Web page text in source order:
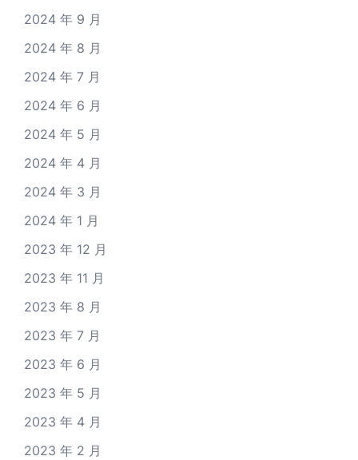
2024 年 9 月
2024 年 8 月
2024 年 7 月
2024 年 6 月
2024 年 5 月
2024 年 4 月
2024 年 3 月
2024 年 1 月
2023 年 12 月
2023 年 11 月
2023 年 8 月
2023 年 7 月
2023 年 6 月
2023 年 5 月
2023 年 4 月
2023 年 2 月